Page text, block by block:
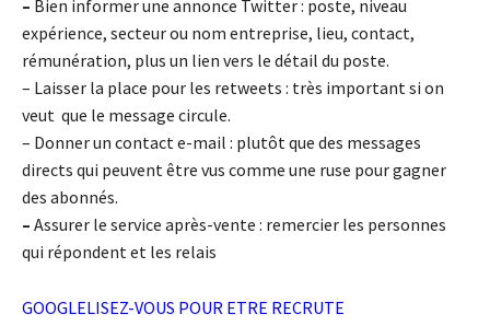
– Bien informer une annonce Twitter : poste, niveau
expérience, secteur ou nom entreprise, lieu, contact,
rémunération, plus un lien vers le détail du poste.
– Laisser la place pour les retweets : très important si on
veut que le message circule.
– Donner un contact e-mail : plutôt que des messages
directs qui peuvent être vus comme une ruse pour gagner
des abonnés.
– Assurer le service après-vente : remercier les personnes
qui répondent et les relais
GOOGLELISEZ-VOUS POUR ETRE RECRUTE